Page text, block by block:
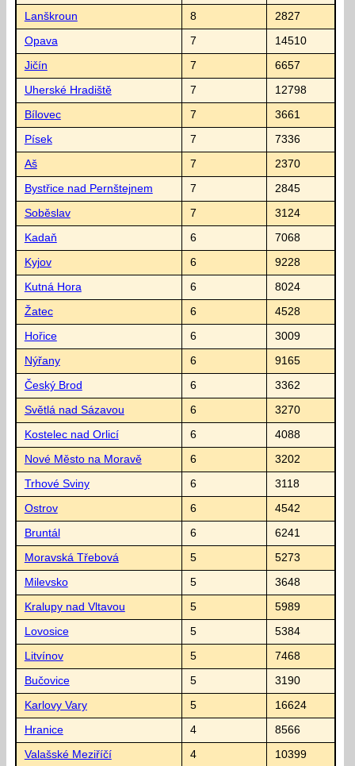
Lanškroun 8 2827
Opava 7 14510
Jičín 7 6657
Uherské Hradiště 7 12798
Bílovec 7 3661
Písek 7 7336
Aš 7 2370
Bystřice nad Pernštejnem 7 2845
Soběslav 7 3124
Kadaň 6 7068
Kyjov 6 9228
Kutná Hora 6 8024
Žatec 6 4528
Hořice 6 3009
Nýřany 6 9165
Český Brod 6 3362
Světlá nad Sázavou 6 3270
Kostelec nad Orlicí 6 4088
Nové Město na Moravě 6 3202
Trhové Sviny 6 3118
Ostrov 6 4542
Bruntál 6 6241
Moravská Třebová 5 5273
Milevsko 5 3648
Kralupy nad Vltavou 5 5989
Lovosice 5 5384
Litvínov 5 7468
Bučovice 5 3190
Karlovy Vary 5 16624
Hranice 4 8566
Valašské Meziříčí 4 10399